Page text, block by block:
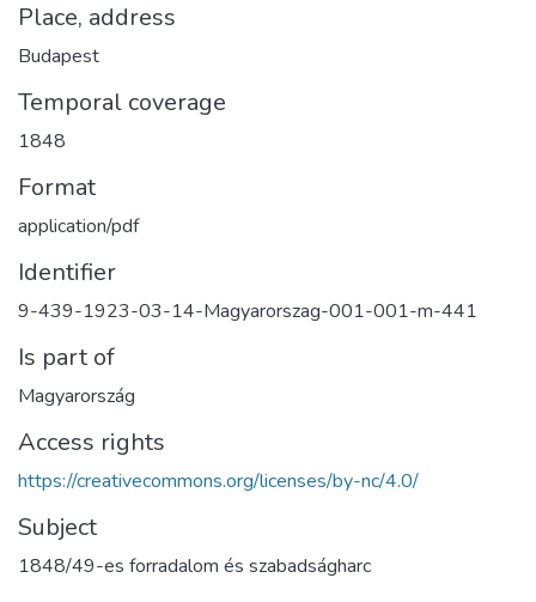
Place, address
Budapest
Temporal coverage
1848
Format
application/pdf
Identifier
9-439-1923-03-14-Magyarorszag-001-001-m-441
Is part of
Magyarország
Access rights
https://creativecommons.org/licenses/by-nc/4.0/
Subject
1848/49-es forradalom és szabadságharc